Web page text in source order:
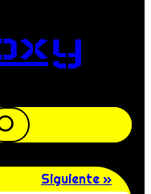
Siguiente »